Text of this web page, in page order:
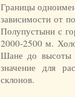
Границы
зависимости от
Полупустыни с
2000-2500 м.
Шане до
значение для
склонов.